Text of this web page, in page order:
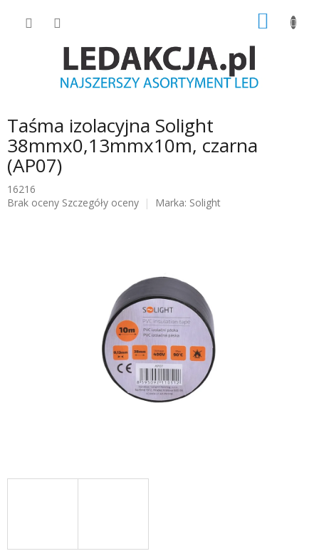
Taśma izolacyjna Solight
38mmx0,13mmx10m, czarna
(AP07)
16216
Średnia
Brak oceny Szczegóły oceny Marka: Solight